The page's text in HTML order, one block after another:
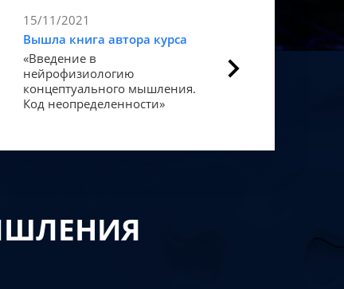
15/11/2021
Вышла книга автора курса
«Введение в
нейрофизиологию
концептуального мышления.
Код неопределенности»
Статья в Forbes
Как мозг
«счастье».